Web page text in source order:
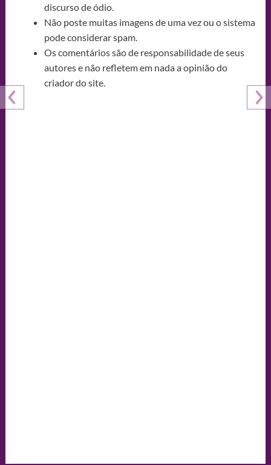
discurso de ódio.
Não poste muitas imagens de uma vez ou o sistema
pode considerar spam.
Os comentários são de responsabilidade de seus
autores e não refletem em nada a opinião do
criador do site.